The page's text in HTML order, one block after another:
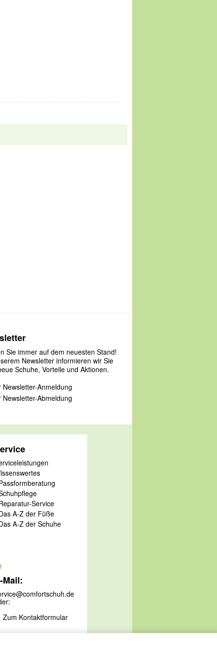
Sie immer auf dem neuesten Stand!
Newsletter informieren wir Sie
Schuhe, Vorteile und Aktionen.
Newsletter-Anmeldung
Newsletter-Abmeldung
Service
A-Z der Füße
A-Z der Schuhe
Mail:
Zum Kontaktformular